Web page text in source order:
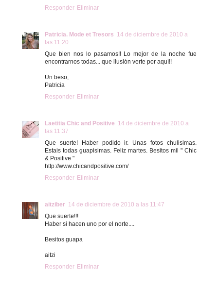
Responder Eliminar
Patricia. Mode et Tresors 14 de diciembre de 2010 a
las 11:20
Que bien nos lo pasamos!! Lo mejor de la noche fue
encontrarnos todas... que ilusión verte por aquí!!
Un beso,
Patricia
Responder Eliminar
Laetitia Chic and Positive 14 de diciembre de 2010 a
las 11:37
Que suerte! Haber podido ir. Unas fotos chulisimas.
Estais todas guapisimas. Feliz martes. Besitos mil " Chic
& Positive "
http://www.chicandpositive.com/
Responder Eliminar
aitziber 14 de diciembre de 2010 a las 11:47
Que suerte!!!
Haber si hacen uno por el norte....
Besitos guapa
aitzi
Responder Eliminar